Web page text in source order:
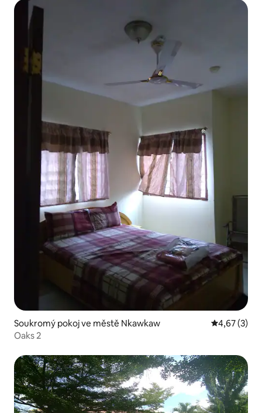
Soukromý pokoj ve městě Nkawkaw Průměrné
4,67 (3)
Oaks 2